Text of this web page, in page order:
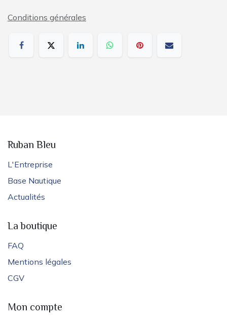
Conditions générales
Ruban Bleu
L'Entreprise
Base Nautique
Actualités
La boutique
FAQ
Mentions légales
CGV
Mon compte